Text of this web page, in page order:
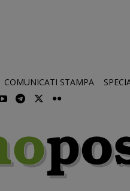
COMUNICATI STAMPA